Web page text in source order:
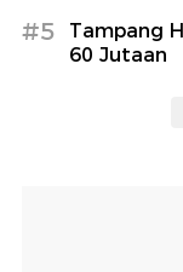
#5
Tampang
60 Jutaan